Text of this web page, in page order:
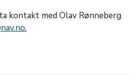
kontakt med Olav Rønneberg